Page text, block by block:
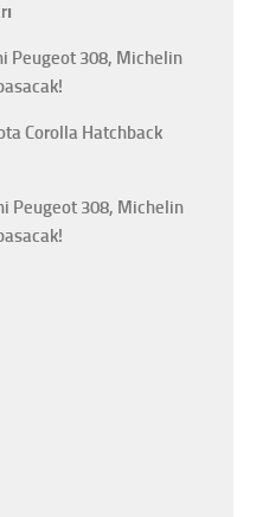
Peugeot 308, Michelin
Corolla Hatchback
Peugeot 308, Michelin